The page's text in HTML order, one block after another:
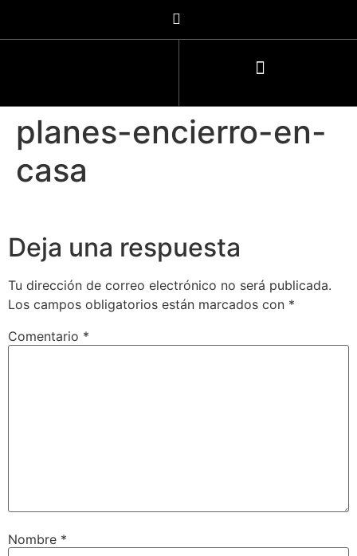
planes-encierro-en-
casa
Deja una respuesta
Tu dirección de correo electrónico no será publicada.
Los campos obligatorios están marcados con *
Comentario *
Nombre *